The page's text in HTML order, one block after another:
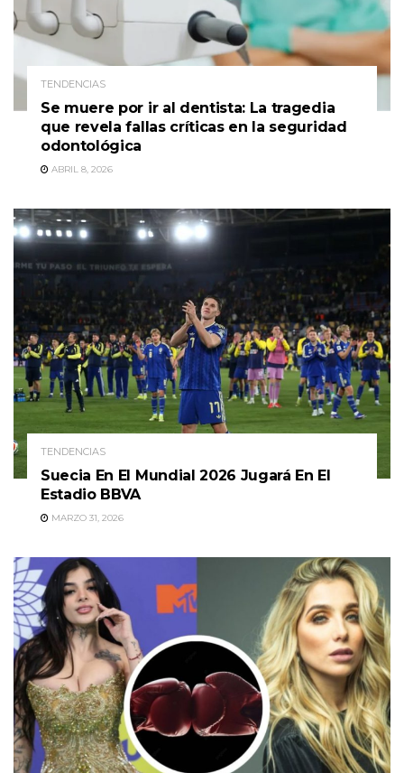
TENDENCIAS
Se muere por ir al dentista: La tragedia
que revela fallas críticas en la seguridad
odontológica
ABRIL 8, 2026
TENDENCIAS
Suecia En El Mundial 2026 Jugará En El
Estadio BBVA
MARZO 31, 2026